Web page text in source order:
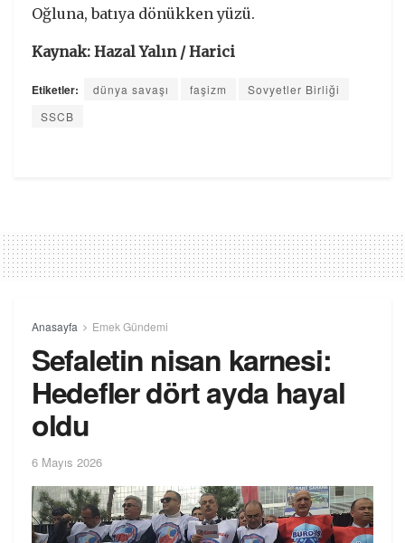
Oğluna, batıya dönükken yüzü.
Kaynak: Hazal Yalın / Harici
Etiketler: dünya savaşı faşizm
Sovyetler Birliği
SSCB
Anasayfa Emek Gündemi
Sefaletin nisan karnesi:
Hedefler dört ayda hayal
oldu
6 Mayıs 2026